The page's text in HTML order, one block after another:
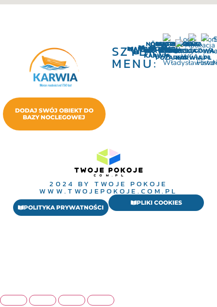
DODAJ SWÓJ OBIEKT DO
BAZY NOCLEGOWEJ
SZYBKIE
MENU:
AKTUALNOŚCI
SOŁECTWO
KARWIA
NÖRDA
KARWIA
OCHOTNICZA
STRAŻ
POŻARNA
HISTORIA
KARWI
ATRAKCJE
POMOCNE
MIEJSCA
BAZA
NOCLEGOWA
KARWIA.PL
2024 BY TWOJE POKOJE
WWW.TWOJEPOKOJE.COM.PL
POLITYKA PRYWATNOŚCI
PLIKI COOKIES